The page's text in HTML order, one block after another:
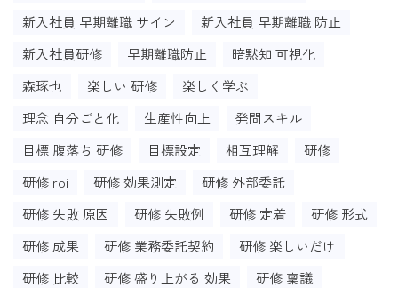
新入社員 早期離職 サイン
新入社員 早期離職 防止
新入社員研修
早期離職防止
暗黙知 可視化
森琢也
楽しい 研修
楽しく学ぶ
理念 自分ごと化
生産性向上
発問スキル
目標 腹落ち 研修
目標設定 相互理解
研修
研修 roi
研修 効果測定
研修 外部委託
研修 失敗 原因
研修 失敗例 研修 定着
研修 形式
研修 成果
研修 業務委託契約
研修 楽しいだけ
研修 比較
研修 盛り上がる 効果
研修 稟議